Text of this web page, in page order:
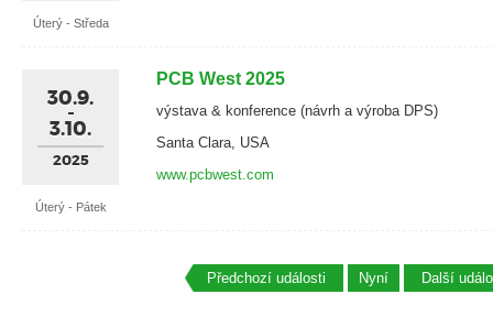
Úterý - Středa
30.9.
3.10.
2025
Úterý - Pátek
PCB West 2025
výstava & konference (návrh a výroba DPS)
Santa Clara, USA
www.pcbwest.com
Předchozí události Nyní Další